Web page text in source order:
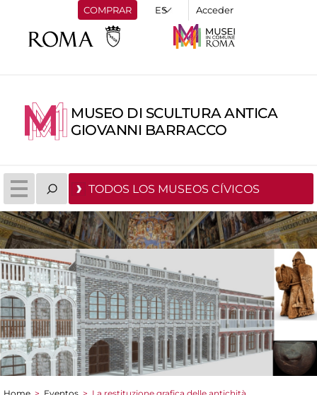
COMPRAR Acceder
MUSEO DI SCULTURA ANTICA
GIOVANNI BARRACCO
TODOS LOS MUSEOS CÍVICOS